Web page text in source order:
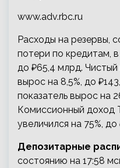
www.adv.rbc.ru
Расходы на резервы,
потери по кредитам,
до ₽65,4 млрд.
вырос на 8,5%, до
показатель вырос на
Комиссионный доход
увеличился на 75%,
Депозитарные
состоянию на 17:58